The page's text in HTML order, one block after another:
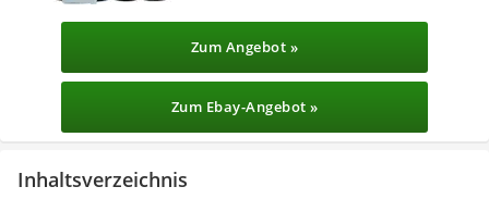
Zum Angebot »
Zum Ebay-Angebot »
Inhaltsverzeichnis